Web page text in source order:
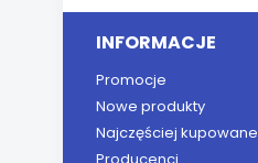
INFORMACJE
Promocje
Nowe produkty
Najczęściej kupowane